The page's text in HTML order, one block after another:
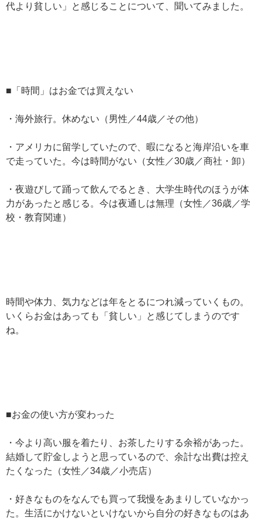
代より貧しい」と感じることについて、聞いてみました。
■「時間」はお金では買えない
・海外旅行。休めない（男性／44歳／その他）
・アメリカに留学していたので、暇になると海岸沿いを車
で走っていた。今は時間がない（女性／30歳／商社・卸）
・夜遊びして踊って飲んでるとき、大学生時代のほうが体
力があったと感じる。今は夜通しは無理（女性／36歳／学
校・教育関連）
時間や体力、気力などは年をとるにつれ減っていくもの。
いくらお金はあっても「貧しい」と感じてしまうのです
ね。
■お金の使い方が変わった
・今より高い服を着たり、お茶したりする余裕があった。
結婚して貯金しようと思っているので、余計な出費は控え
たくなった（女性／34歳／小売店）
・好きなものをなんでも買って我慢をあまりしていなかっ
た。生活にかけないといけないから自分の好きなものはあ